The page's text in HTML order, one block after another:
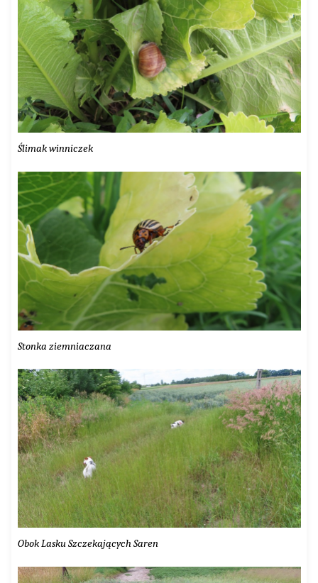
Ślimak winniczek
Stonka ziemniaczana
Obok Lasku Szczekających Saren